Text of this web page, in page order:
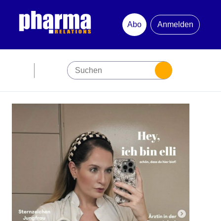
Abo
Anmelden
Premiumpartner
Mediadaten